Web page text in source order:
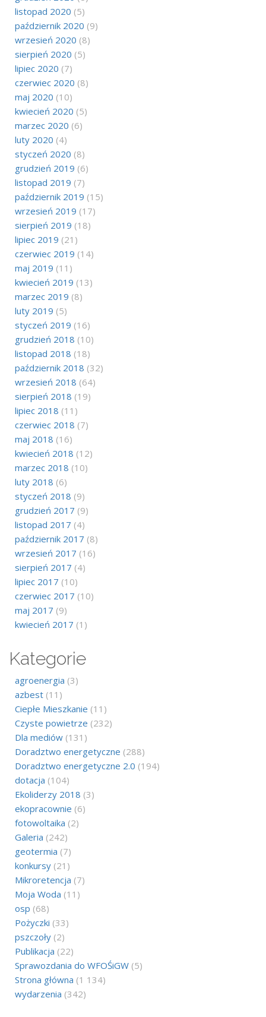
listopad 2020 (5)
październik 2020 (9)
wrzesień 2020 (8)
sierpień 2020 (5)
lipiec 2020 (7)
czerwiec 2020 (8)
maj 2020 (10)
kwiecień 2020 (5)
marzec 2020 (6)
luty 2020 (4)
styczeń 2020 (8)
grudzień 2019 (6)
listopad 2019 (7)
październik 2019 (15)
wrzesień 2019 (17)
sierpień 2019 (18)
lipiec 2019 (21)
czerwiec 2019 (14)
maj 2019 (11)
kwiecień 2019 (13)
marzec 2019 (8)
luty 2019 (5)
styczeń 2019 (16)
grudzień 2018 (10)
listopad 2018 (18)
październik 2018 (32)
wrzesień 2018 (64)
sierpień 2018 (19)
lipiec 2018 (11)
czerwiec 2018 (7)
maj 2018 (16)
kwiecień 2018 (12)
marzec 2018 (10)
luty 2018 (6)
styczeń 2018 (9)
grudzień 2017 (9)
listopad 2017 (4)
październik 2017 (8)
wrzesień 2017 (16)
sierpień 2017 (4)
lipiec 2017 (10)
czerwiec 2017 (10)
maj 2017 (9)
kwiecień 2017 (1)
Kategorie
agroenergia (3)
azbest (11)
Ciepłe Mieszkanie (11)
Czyste powietrze (232)
Dla mediów (131)
Doradztwo energetyczne (288)
Doradztwo energetyczne 2.0 (194)
dotacja (104)
Ekoliderzy 2018 (3)
ekopracownie (6)
fotowoltaika (2)
Galeria (242)
geotermia (7)
konkursy (21)
Mikroretencja (7)
Moja Woda (11)
osp (68)
Pożyczki (33)
pszczoły (2)
Publikacja (22)
Sprawozdania do WFOŚiGW (5)
Strona główna (1 134)
wydarzenia (342)